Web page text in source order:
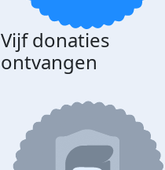
Vijf donaties
ontvangen